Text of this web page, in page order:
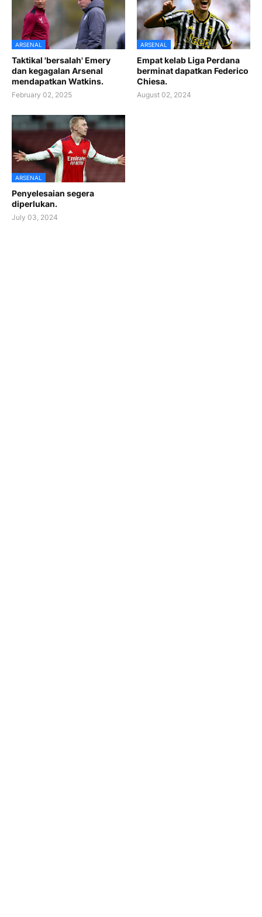
ARSENAL
Taktikal 'bersalah' Emery
dan kegagalan Arsenal
mendapatkan Watkins.
February 02, 2025
ARSENAL
Empat kelab Liga Perdana
berminat dapatkan Federico
Chiesa.
August 02, 2024
ARSENAL
Penyelesaian segera
diperlukan.
July 03, 2024